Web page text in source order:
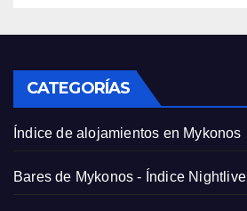
CATEGORÍAS
Índice de alojamientos en Mykonos
Bares de Mykonos - Índice Nightlive